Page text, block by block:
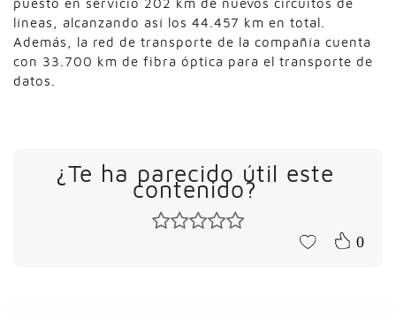
líneas, alcanzando así los 44.457 km en total.
Además, la red de transporte de la compañía cuenta
con 33.700 km de fibra óptica para el transporte de
datos.
¿Te ha parecido útil este
contenido?
0